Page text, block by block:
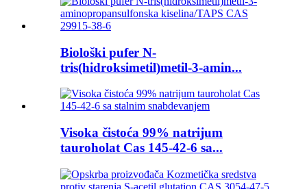
Biološki pufer N-
tris(hidroksimetil)metil-3-amin...
Visoka čistoća 99% natrijum
tauroholat Cas 145-42-6 sa...